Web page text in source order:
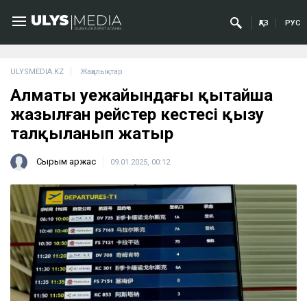
ҚАЗ РУС
ULYSMEDIA.KZ Жаңалықтар
Алматы әуежайындағы қытайша
жазылған рейстер кестесі қызу
талқыланып жатыр
Сырым Қаржас 09.01.2025, 00:12